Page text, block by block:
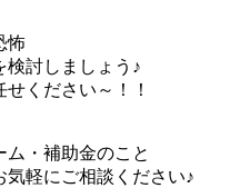
怖
検討しましょう♪
ください～！！
・補助金のこと
軽にご相談ください♪